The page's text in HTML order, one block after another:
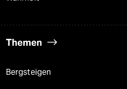
Themen
Bergsteigen